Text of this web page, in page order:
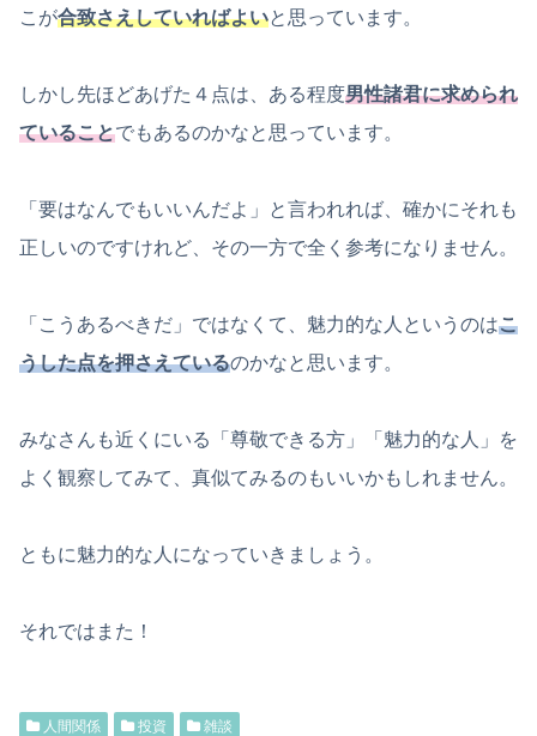
こが合致さえしていればよいと思っています。
しかし先ほどあげた４点は、ある程度男性諸君に求められ
ていることでもあるのかなと思っています。
「要はなんでもいいんだよ」と言われれば、確かにそれも
正しいのですけれど、その一方で全く参考になりません。
「こうあるべきだ」ではなくて、魅力的な人というのはこ
うした点を押さえているのかなと思います。
みなさんも近くにいる「尊敬できる方」「魅力的な人」を
よく観察してみて、真似てみるのもいいかもしれません。
ともに魅力的な人になっていきましょう。
それではまた！
人間関係 投資 雑談